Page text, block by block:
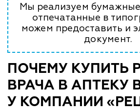
Мы реализуем
отпечатанные в
можем предоставить и
документ.
ПОЧЕМУ КУПИТЬ
ВРАЧА В АПТЕКУ
У КОМПАНИИ